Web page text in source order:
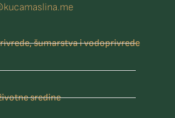
šumarstva i vodoprivrede
sredine